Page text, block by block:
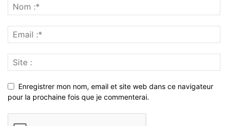
Enregistrer mon nom, email et site web dans ce navigateur
pour la prochaine fois que je commenterai.